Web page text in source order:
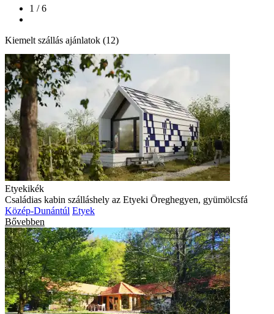
1 / 6
Kiemelt szállás ajánlatok (12)
Etyekikék
Családias kabin szálláshely az Etyeki Öreghegyen, gyümölcsfá
Közép-Dunántúl Etyek
Bővebben